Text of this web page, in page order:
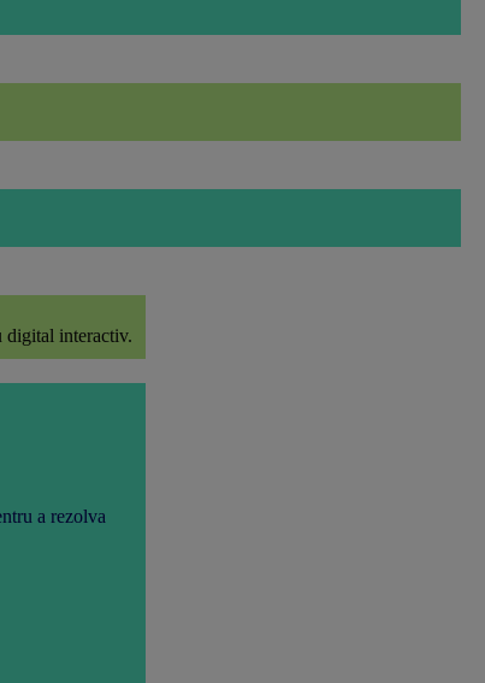
digital interactiv.
a rezolva